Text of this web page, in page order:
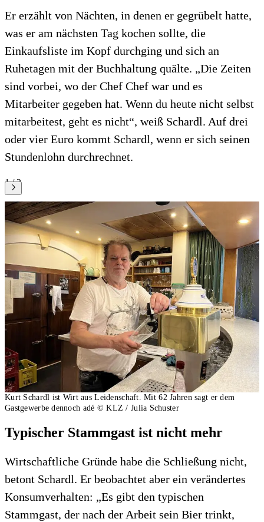
Er erzählt von Nächten, in denen er gegrübelt hatte,
was er am nächsten Tag kochen sollte, die
Einkaufsliste im Kopf durchging und sich an
Ruhetagen mit der Buchhaltung quälte. „Die Zeiten
sind vorbei, wo der Chef Chef war und es
Mitarbeiter gegeben hat. Wenn du heute nicht selbst
mitarbeitest, geht es nicht“, weiß Schardl. Auf drei
oder vier Euro kommt Schardl, wenn er sich seinen
Stundenlohn durchrechnet.
1 / 2
Kurt Schardl ist Wirt aus Leidenschaft. Mit 62 Jahren sagt er dem
Gastgewerbe dennoch adé © KLZ / Julia Schuster
Typischer Stammgast ist nicht mehr
Wirtschaftliche Gründe habe die Schließung nicht,
betont Schardl. Er beobachtet aber ein verändertes
Konsumverhalten: „Es gibt den typischen
Stammgast, der nach der Arbeit sein Bier trinkt,